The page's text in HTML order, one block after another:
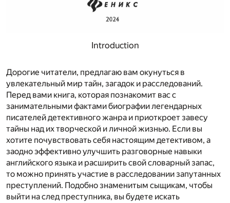
Introduction
Дорогие читатели, предлагаю вам окунуться в
увлекательный мир тайн, загадок и расследований.
Перед вами книга, которая познакомит вас с
занимательными фактами биографии легендарных
писателей детективного жанра и приоткроет завесу
тайны над их творческой и личной жизнью. Если вы
хотите почувствовать себя настоящим детективом, а
заодно эффективно улучшить разговорные навыки
английского языка и расширить свой словарный запас,
то можно принять участие в расследовании запутанных
преступлений. Подобно знаменитым сыщикам, чтобы
выйти на след преступника, вы будете искать